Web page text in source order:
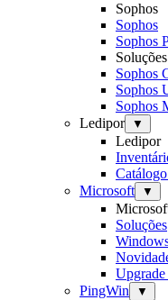
Sophos
Sophos
Sophos
Sophos
Sophos
Sophos
Ledipor
▼
Ledipor
Microsoft
▼
Soluções
PingWin
▼